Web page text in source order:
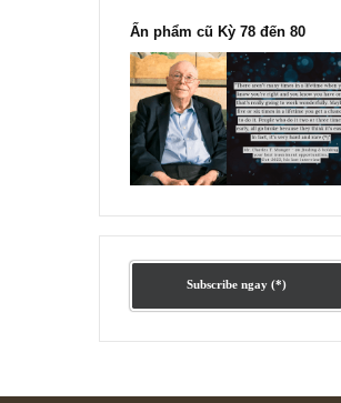
Ấn phẩm cũ Kỳ 78 đến 80